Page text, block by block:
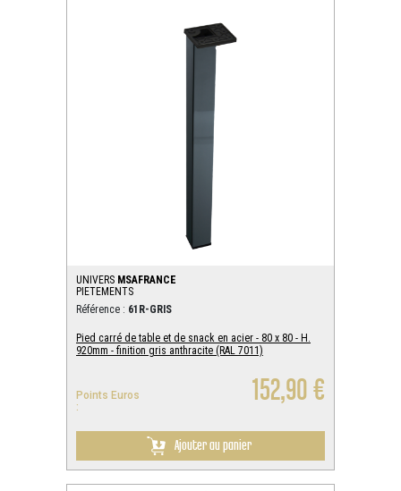
UNIVERS MSAFRANCE
PIETEMENTS
Référence : 61R-GRIS
Pied carré de table et de snack en acier - 80 x 80 - H.
920mm - finition gris anthracite (RAL 7011)
Points Euros
:
152,90 €
Ajouter au panier